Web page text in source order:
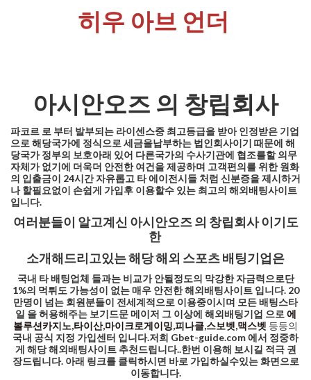
히우 아브 언더
아시안오즈 의 창립회사
파코르 로 부터 발부되는 라이센스중 최고등급을 받아 인정받은 기업
으로 해당국가에 정식으로 세금을납부하는 법인회사이기 때문에 해
당국가 정부의 보호아래 있어 다른국가의 수사기관에 협조를할 의무
자체가 없기에 더욱더 안전한 여건을 제공하며 고객편의를 위한 원화
의 입출금이 24시간 자유롭고 타 에이전시들 처럼 신분증을 제시하거
나 할필요없이 손쉽게 가입후 이용할수 있는 최고의 해외배팅사이트
입니다.
여러분들이 알고계신 아시안오즈 의 창립회사 이기도
한
소개해드리고있는 해당 해외 스포츠 배팅기업은
국내 타 배팅업체 들과는 비교가 안될정도의 막강한 자금력으로단
1%의 먹튀도 가능성이 없는 매우 안전한 해외배팅사이트 입니다. 20
만명이 넘는 회원분들이 전세계적으로 이용중이시며 모든 배팅스타
일 을 허용해주는 보기드문 메이저 그 이상에 해외배팅기업 으로 에
볼루션카지노,타이산,마이크로게이밍,피나클,스보벳,맥스벳 등등의
국내 공식 지정 가입센터 입니다.저희 Gbet-guide.com 에서 정중하
게 해당 해외배팅사이트 추천드립니다..한번 이용해 보시길 적극 권
장드립니다. 아래 링크를 클릭하시면 바로 가입하실수있는 화면으로
이동합니다.